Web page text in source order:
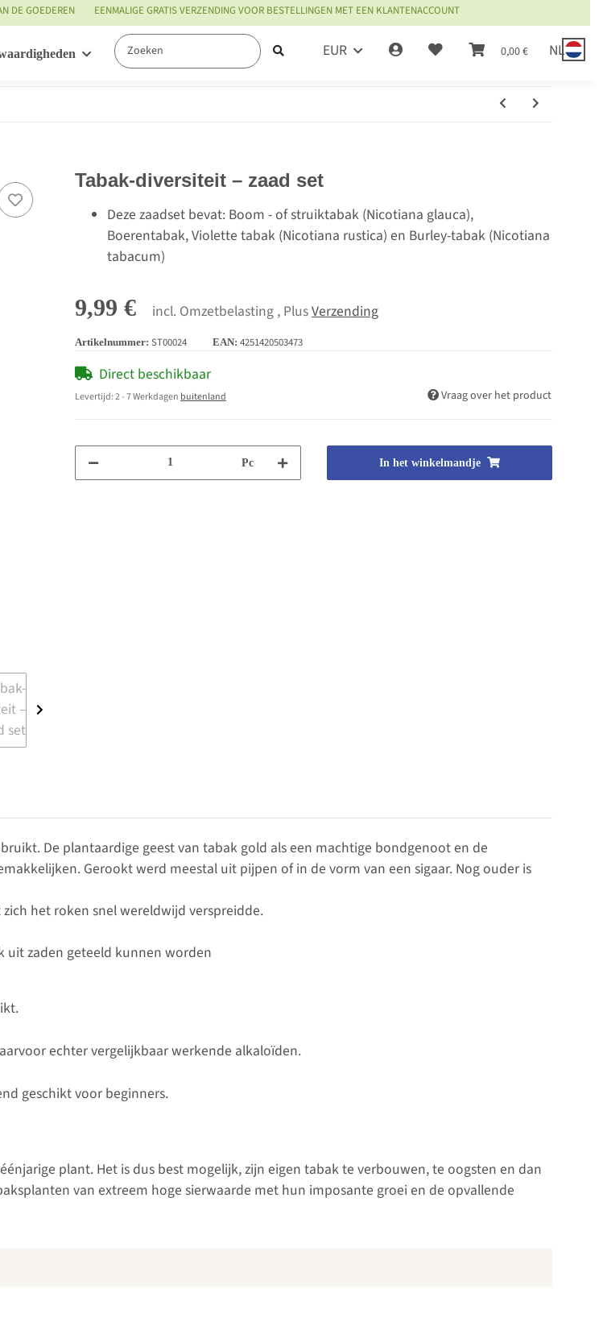
DE GOEDEREN EENMALIGE GRATIS VERZENDING VOOR BESTELLINGEN MET EEN KLANTENACCOUNT
EUR 0,00 € NL
Service
Tabak-diversiteit – zaad set
Deze zaadset bevat: Boom - of struiktabak (Nicotiana glauca),
Boerentabak, Violette tabak (Nicotiana rustica) en Burley-tabak (Nicotiana
tabacum)
9,99 € incl. Omzetbelasting , PlusVerzending
Artikelnummer: ST00024 EAN: 4251420503473
Direct beschikbaar
Levertijd:2 - 7 Werkdagen buitenland Vraag over het product
Pc In het winkelmandje
De plantaardige geest van tabak gold als een machtige bondgenoot en de
Gerookt werd meestal uit pijpen of in de vorm van een sigaar. Nog ouder is
het roken snel wereldwijd verspreidde.
uit zaden geteeld kunnen worden
echter vergelijkbaar werkende alkaloïden.
geschikt voor beginners.
plant. Het is dus best mogelijk, zijn eigen tabak te verbouwen, te oogsten en dan
van extreem hoge sierwaarde met hun imposante groei en de opvallende